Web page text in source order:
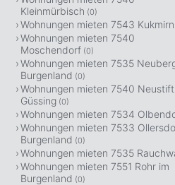
Kleinmürbisch (0)
Wohnungen mieten 7543 Kukmirn
Wohnungen mieten 7540
Moschendorf (0)
Wohnungen mieten 7535
Burgenland (0)
Wohnungen mieten 7540
Güssing (0)
Wohnungen mieten 7534
Wohnungen mieten 7533
Burgenland (0)
Wohnungen mieten 7535
Wohnungen mieten 7551 Rohr im
Burgenland (0)